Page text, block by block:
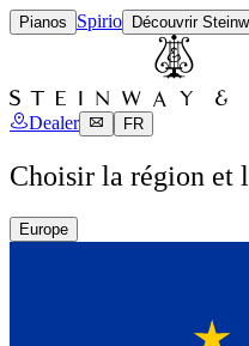
Pianos Spirio Découvrir
Dealer FR
Choisir la région et
Europe